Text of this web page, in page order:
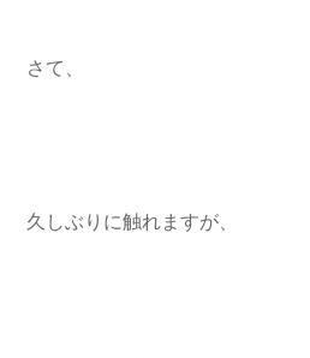
さて、
久しぶりに触れますが、